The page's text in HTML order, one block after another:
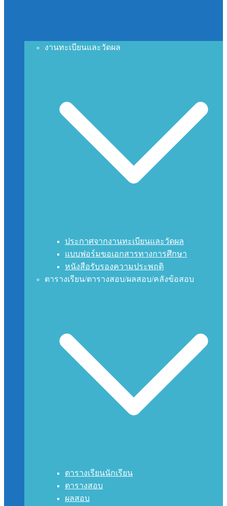
งานทะเบียนและวัดผล
ประกาศจากงานทะเบียนและวัดผล
แบบฟอร์มขอเอกสารทางการศึกษา
หนังสือรับรองความประพฤติ
ตารางเรียน/ตารางสอบ/ผลสอบ/คลังข้อสอบ
ตารางเรียนนักเรียน
ตารางสอบ
ผลสอบ